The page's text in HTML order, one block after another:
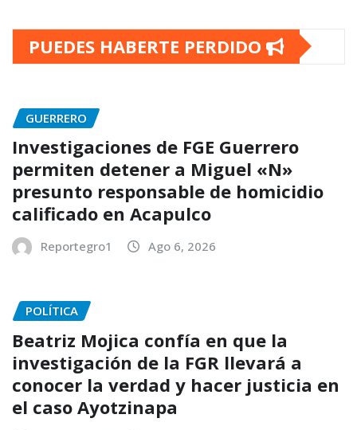
PUEDES HABERTE PERDIDO
GUERRERO
Investigaciones de FGE Guerrero
permiten detener a Miguel «N»
presunto responsable de homicidio
calificado en Acapulco
Reportegro1 Ago 6, 2026
POLÍTICA
Beatriz Mojica confía en que la
investigación de la FGR llevará a
conocer la verdad y hacer justicia en
el caso Ayotzinapa